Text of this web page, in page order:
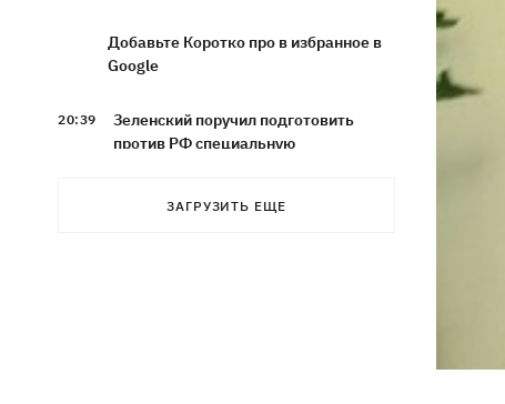
Добавьте Коротко про в избранное в
Google
20:39
Зеленский поручил подготовить
против РФ специальную
ЗАГРУЗИТЬ ЕЩЕ